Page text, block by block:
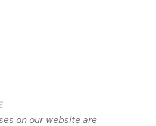
on our website are